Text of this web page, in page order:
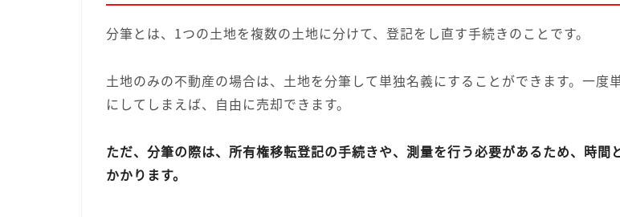
分筆とは、1つの土地を複数の土地に分けて、登記をし直す手続きのことです。
土地のみの不動産の場合は、土地を分筆して単独名義にすることができます。一度
にしてしまえば、自由に売却できます。
ただ、分筆の際は、所有権移転登記の手続きや、測量を行う必要があるため、時間
かかります。